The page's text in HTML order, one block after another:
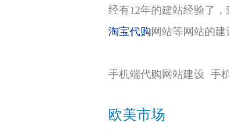
经有12年的建站经验了，
淘宝代购 网站等网站的建
手机端代购网站建设 手
欧美市场